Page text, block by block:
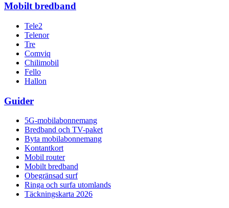
Mobilt bredband
Tele2
Telenor
Tre
Comviq
Chilimobil
Fello
Hallon
Guider
5G-mobilabonnemang
Bredband och TV-paket
Byta mobilabonnemang
Kontantkort
Mobil router
Mobilt bredband
Obegränsad surf
Ringa och surfa utomlands
Täckningskarta 2026